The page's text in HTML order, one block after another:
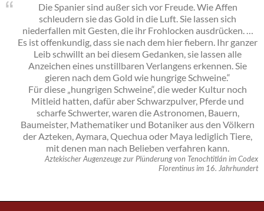
Die Spanier sind außer sich vor Freude. Wie Affen
schleudern sie das Gold in die Luft. Sie lassen sich
niederfallen mit Gesten, die ihr Frohlocken ausdrücken. …
Es ist offenkundig, dass sie nach dem hier fiebern. Ihr ganzer
Leib schwillt an bei diesem Gedanken, sie lassen alle
Anzeichen eines unstillbaren Verlangens erkennen. Sie
gieren nach dem Gold wie hungrige Schweine.“
Für diese „hungrigen Schweine“, die weder Kultur noch
Mitleid hatten, dafür aber Schwarzpulver, Pferde und
scharfe Schwerter, waren die Astronomen, Bauern,
Baumeister, Mathematiker und Botaniker aus den Völkern
der Azteken, Aymara, Quechua oder Maya lediglich Tiere,
mit denen man nach Belieben verfahren kann.
Aztekischer Augenzeuge zur Plünderung von Tenochtitlán im Codex
Florentinus im 16. Jahrhundert